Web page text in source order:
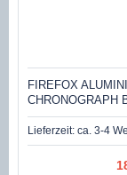
FIREFOX
CHRONOGRAPH
SILBER FFA01-
Lieferzeit: ca. 3-4